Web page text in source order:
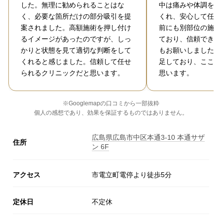
した。無理に勧められることはな
く、必要な箇所だけの部分吸引を提
案されました。高額施術を押し付け
るイメージがあったのですが、しっ
かりと状態を見て適切な判断をして
くれると感じました。信頼して任せ
られるクリニックだと思います。
中は痛みや体調を
くれ、安心して任
前にも別部位の施
ており、信頼でき
もお願いしました
足しており、ここ
思います。
※Googlemapの口コミから一部抜粋
個人の感想であり、効果を保証するものではありません。
住所
広島県広島市中区本通3-10 本通サザ
ン 6F
アクセス 市電立町電停より徒歩5分
定休日 不定休